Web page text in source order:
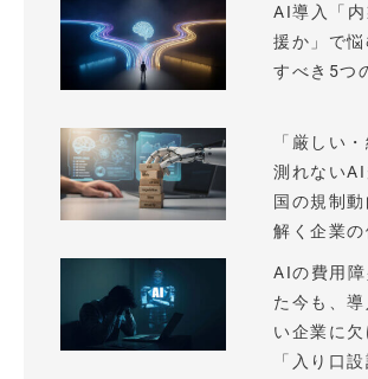
AI導入「
援か」で
すべき5つ
「厳しい
測れない
国の規制
解く企業
AIの費用
た今も、
い企業に
「入り口